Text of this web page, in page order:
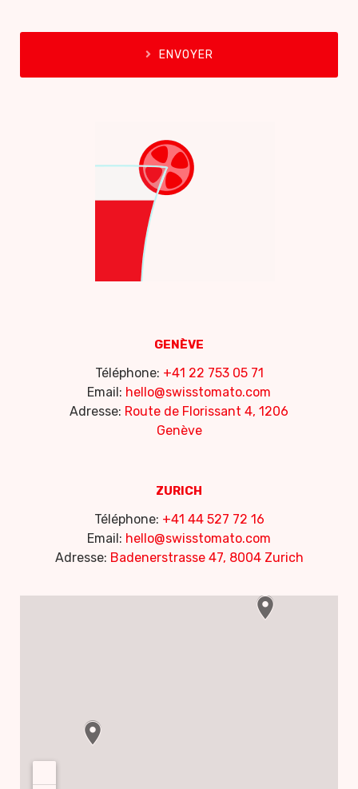
ENVOYER
GENÈVE
Téléphone: +41 22 753 05 71
Email: hello@swisstomato.com
Adresse: Route de Florissant 4, 1206
Genève
ZURICH
Téléphone: +41 44 527 72 16
Email: hello@swisstomato.com
Adresse: Badenerstrasse 47, 8004 Zurich